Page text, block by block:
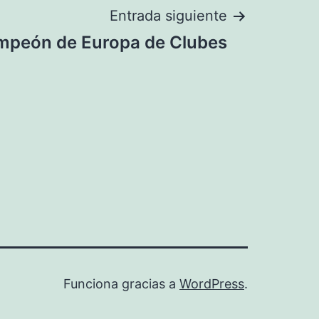
Entrada siguiente
de Europa de Clubes
Funciona gracias a WordPress.